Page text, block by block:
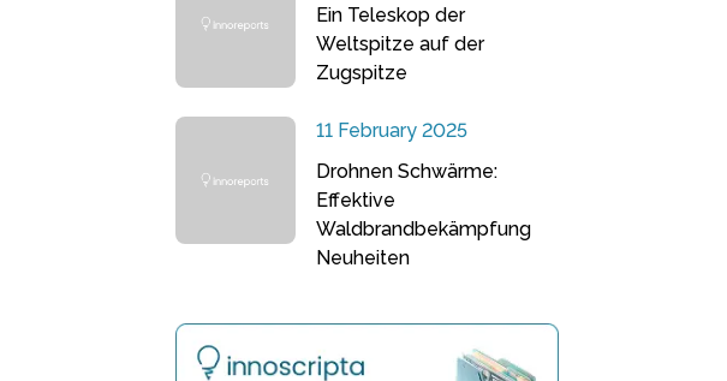
Ein Teleskop der
Weltspitze auf der
Zugspitze
11 February 2025
Drohnen Schwärme:
Effektive
Waldbrandbekämpfung
Neuheiten